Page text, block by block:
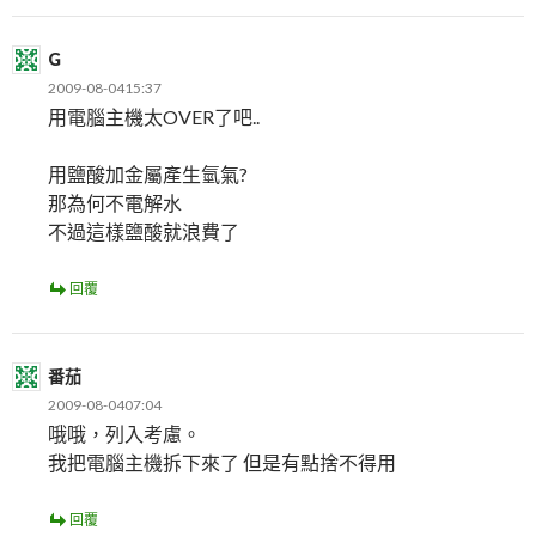
G
2009-08-0415:37
用電腦主機太OVER了吧..
用鹽酸加金屬產生氫氣?
那為何不電解水
不過這樣鹽酸就浪費了
回覆
番茄
2009-08-0407:04
哦哦，列入考慮。
我把電腦主機拆下來了 但是有點捨不得用
回覆